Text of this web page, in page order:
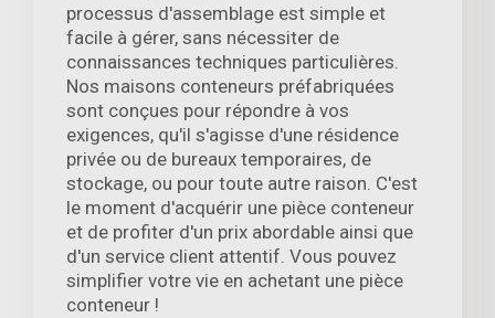
processus d'assemblage est simple et
facile à gérer, sans nécessiter de
connaissances techniques particulières.
Nos maisons conteneurs préfabriquées
sont conçues pour répondre à vos
exigences, qu'il s'agisse d'une résidence
privée ou de bureaux temporaires, de
stockage, ou pour toute autre raison. C'est
le moment d'acquérir une pièce conteneur
et de profiter d'un prix abordable ainsi que
d'un service client attentif. Vous pouvez
simplifier votre vie en achetant une pièce
conteneur !